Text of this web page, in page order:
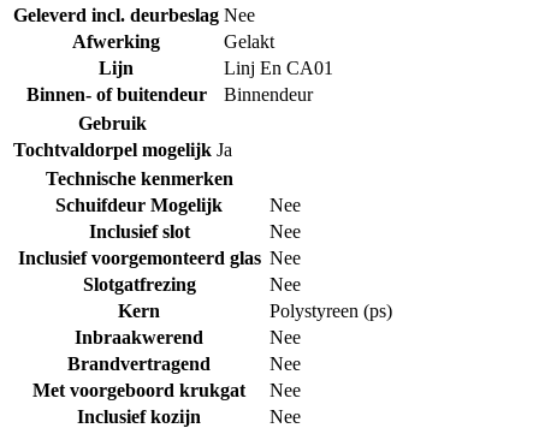
Geleverd incl. deurbeslag Nee
Afwerking
Gelakt
Lijn
Linj En CA01
Binnen- of buitendeur
Binnendeur
Gebruik
Tochtvaldorpel mogelijk Ja
Technische kenmerken
Schuifdeur Mogelijk
Nee
Inclusief slot
Nee
Inclusief voorgemonteerd glas Nee
Slotgatfrezing
Nee
Kern
Polystyreen (ps)
Inbraakwerend
Nee
Brandvertragend
Nee
Met voorgeboord krukgat
Nee
Inclusief kozijn
Nee